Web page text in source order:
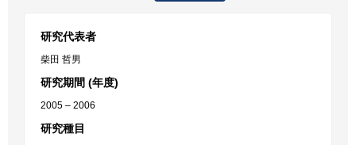
研究代表者
柴田 哲男
研究期間 (年度)
2005 – 2006
研究種目